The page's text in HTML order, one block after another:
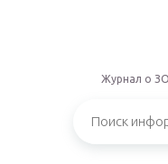
Журнал о